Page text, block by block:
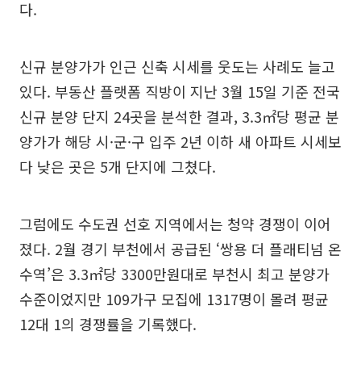
다.
신규 분양가가 인근 신축 시세를 웃도는 사례도 늘고
있다. 부동산 플랫폼 직방이 지난 3월 15일 기준 전국
신규 분양 단지 24곳을 분석한 결과, 3.3㎡당 평균 분
양가가 해당 시·군·구 입주 2년 이하 새 아파트 시세보
다 낮은 곳은 5개 단지에 그쳤다.
그럼에도 수도권 선호 지역에서는 청약 경쟁이 이어
졌다. 2월 경기 부천에서 공급된 ‘쌍용 더 플래티넘 온
수역’은 3.3㎡당 3300만원대로 부천시 최고 분양가
수준이었지만 109가구 모집에 1317명이 몰려 평균
12대 1의 경쟁률을 기록했다.